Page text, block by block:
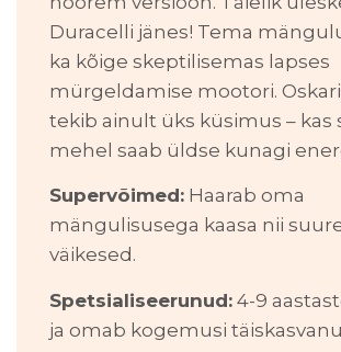
Duracelli jänes! Tema
ka kõige skeptilisemas lapses
mürgeldamise mootori.
tekib ainult üks küsimus – kas
mehel saab üldse kunagi
Supervõimed: Haarab oma
mängulisusega kaasa nii
väikesed.
Spetsialiseerunud: 4-9
ja omab kogemusi